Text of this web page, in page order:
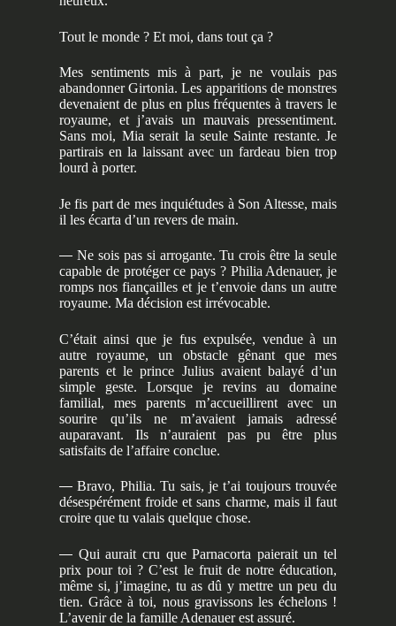
Tout le monde ? Et moi, dans tout ça ?
Mes sentiments mis à part, je ne voulais pas
abandonner Girtonia. Les apparitions de monstres
devenaient de plus en plus fréquentes à travers le
royaume, et j’avais un mauvais pressentiment.
Sans moi, Mia serait la seule Sainte restante. Je
partirais en la laissant avec un fardeau bien trop
lourd à porter.
Je fis part de mes inquiétudes à Son Altesse, mais
il les écarta d’un revers de main.
— Ne sois pas si arrogante. Tu crois être la seule
capable de protéger ce pays ? Philia Adenauer, je
romps nos fiançailles et je t’envoie dans un autre
royaume. Ma décision est irrévocable.
C’était ainsi que je fus expulsée, vendue à un
autre royaume, un obstacle gênant que mes
parents et le prince Julius avaient balayé d’un
simple geste. Lorsque je revins au domaine
familial, mes parents m’accueillirent avec un
sourire qu’ils ne m’avaient jamais adressé
auparavant. Ils n’auraient pas pu être plus
satisfaits de l’affaire conclue.
—Bravo, Philia. Tu sais, je t’ai toujours trouvée
désespérément froide et sans charme, mais il faut
croire que tu valais quelque chose.
— Qui aurait cru que Parnacorta paierait un tel
prix pour toi ? C’est le fruit de notre éducation,
même si, j’imagine, tu as dû y mettre un peu du
tien. Grâce à toi, nous gravissons les échelons !
L’avenir de la famille Adenauer est assuré.